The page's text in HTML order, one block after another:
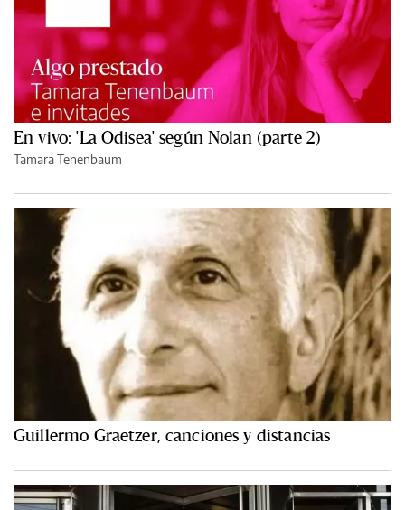
En vivo: 'La Odisea' según Nolan (parte 2)
Tamara Tenenbaum
Guillermo Graetzer, canciones y distancias